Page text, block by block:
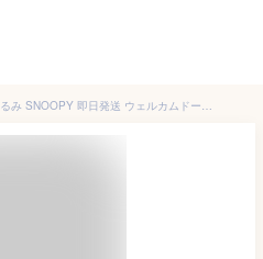
スヌーピー 電報 結婚式 ぬいぐるみ SNOOPY 即日発送 ウェルカムドール おしゃれ 祝電 結婚 結婚祝い ウェディング ウェルカム フラワー 送料無料 即日発送 ブリザーブドフラワー